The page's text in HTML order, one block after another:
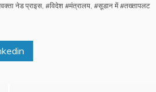
नेड प्राइस, #विदेश #मंत्रालय, #सूडान में #तख्तापलट